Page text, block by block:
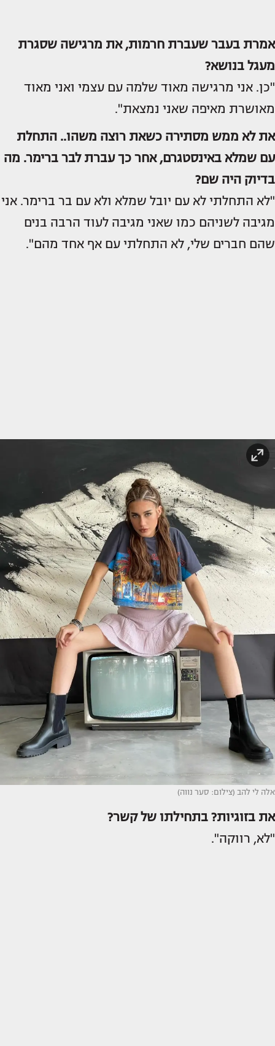
אמרת בעבר שעברת חרמות, את מרגישה שסגרת
מעגל בנושא?
"כן. אני מרגישה מאוד שלמה עם עצמי ואני מאוד
מאושרת מאיפה שאני נמצאת".
את לא ממש מסתירה כשאת רוצה משהו.. התחלת
עם שמלא באינסטגרם, אחר כך עברת לבר ברימר. מה
בדיוק היה שם?
"לא התחלתי לא עם יובל שמלא ולא עם בר ברימר. אני
מגיבה לשניהם כמו שאני מגיבה לעוד הרבה בנים
שהם חברים שלי, לא התחלתי עם אף אחד מהם".
אלה לי להב (צילום: סער נווה)
את בזוגיות? בתחילתו של קשר?
"לא, רווקה".